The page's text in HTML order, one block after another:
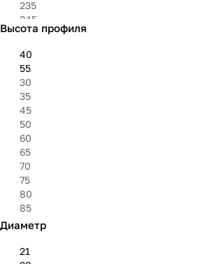
235
245
255
295
305
315
325
Высота профиля
40
55
30
35
45
50
60
65
70
75
80
85
Диаметр
21